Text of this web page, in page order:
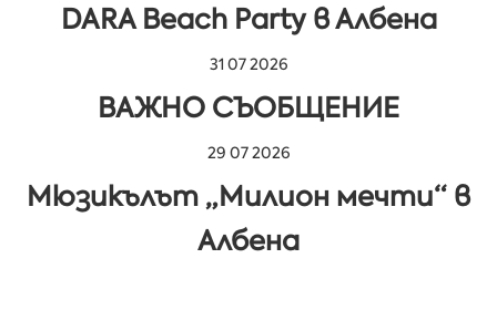
DARA Beach Party в Албена
31 07 2026
ВАЖНО СЪОБЩЕНИЕ
29 07 2026
Мюзикълът „Милион мечти“ в
Албена